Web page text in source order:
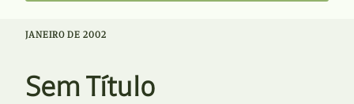
JANEIRO DE 2002
Sem Título